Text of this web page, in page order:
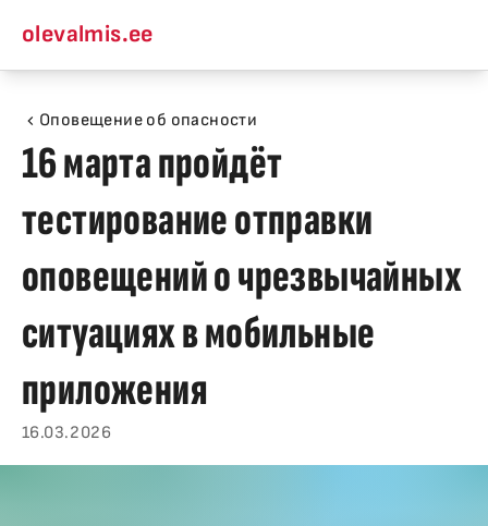
olevalmis.ee
Оповещение об опасности
16 марта пройдёт
тестирование отправки
оповещений о чрезвычайных
ситуациях в мобильные
приложения
16.03.2026